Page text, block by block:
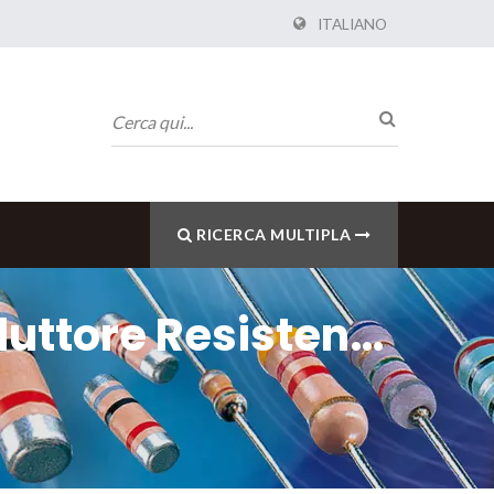
ITALIANO
RICERCA MULTIPLA
Resistente